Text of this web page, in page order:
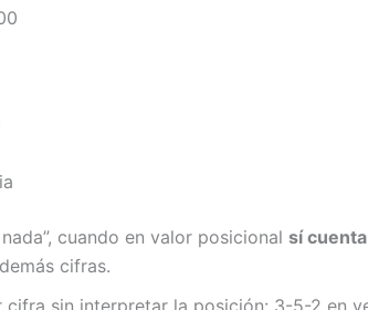
cuando en valor posicional sí cuenta
cifras.
cifra sin interpretar la posición: 3-5-2 en